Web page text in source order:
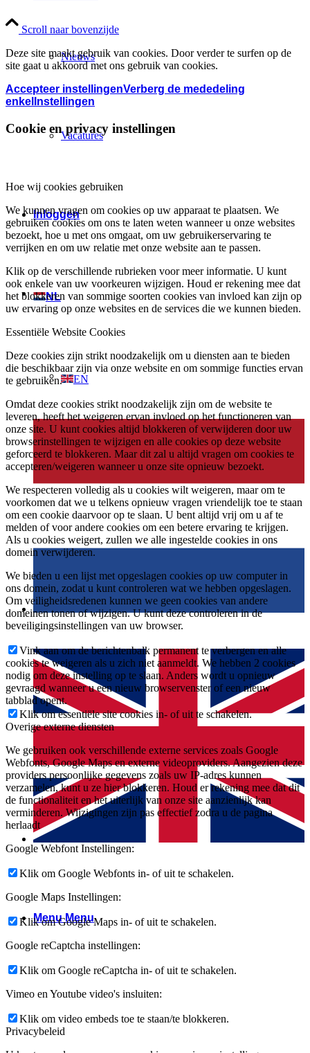
Nieuws
Vacatures
Inloggen
NL
EN
Menu Menu
Scroll naar bovenzijde
Deze site maakt gebruik van cookies. Door verder te surfen op de
site gaat u akkoord met ons gebruik van cookies.
Accepteer instellingenVerberg de mededeling
enkel Instellingen
Cookie en privacy instellingen
Hoe wij cookies gebruiken
We kunnen vragen om cookies op uw apparaat te plaatsen. We
gebruiken cookies om ons te laten weten wanneer u onze websites
bezoekt, hoe u met ons omgaat, om uw gebruikerservaring te
verrijken en om uw relatie met onze website aan te passen.
Klik op de verschillende rubrieken voor meer informatie. U kunt
ook enkele van uw voorkeuren wijzigen. Houd er rekening mee dat
het blokkeren van sommige soorten cookies van invloed kan zijn op
uw ervaring op onze websites en de services die we kunnen bieden.
Essentiële Website Cookies
Deze cookies zijn strikt noodzakelijk om u diensten aan te bieden
die beschikbaar zijn via onze website en om sommige functies ervan
te gebruiken.
Omdat deze cookies strikt noodzakelijk zijn om de website te
leveren, heeft het weigeren ervan invloed op het functioneren van
onze site. U kunt cookies altijd blokkeren of verwijderen door uw
browserinstellingen te wijzigen en alle cookies op deze website
geforceerd te blokkeren. Maar dit zal u altijd vragen om cookies te
accepteren/weigeren wanneer u onze site opnieuw bezoekt.
We respecteren volledig als u cookies wilt weigeren, maar om te
voorkomen dat we u telkens opnieuw vragen vriendelijk toe te staan
om een cookie daarvoor op te slaan. U bent altijd vrij om u af te
melden of voor andere cookies om een betere ervaring te krijgen.
Als u cookies weigert, zullen we alle ingestelde cookies in ons
domein verwijderen.
We bieden u een lijst met opgeslagen cookies op uw computer in
ons domein, zodat u kunt controleren wat we hebben opgeslagen.
Om veiligheidsredenen kunnen we geen cookies van andere
domeinen tonen of wijzigen. U kunt deze controleren in de
beveiligingsinstellingen van uw browser.
Vink aan om de berichtenbalk permanent te verbergen en alle
cookies te weigeren als u zich niet aanmeldt. We hebben 2 cookies
nodig om deze instelling op te slaan. Anders wordt u opnieuw
gevraagd wanneer u een nieuw browservenster of een nieuw
tabblad opent.
Klik om essentiële site cookies in- of uit te schakelen.
Overige externe diensten
We gebruiken ook verschillende externe services zoals Google
Webfonts, Google Maps en externe videoproviders. Aangezien deze
providers persoonlijke gegevens zoals uw IP-adres kunnen
verzamelen, kunt u ze hier blokkeren. Houd er rekening mee dat dit
de functionaliteit en het uiterlijk van onze site aanzienlijk kan
verminderen. Wijzigingen zijn pas effectief zodra u de pagina
herlaadt
Google Webfont Instellingen:
Klik om Google Webfonts in- of uit te schakelen.
Google Maps Instellingen:
Klik om Google Maps in- of uit te schakelen.
Google reCaptcha instellingen:
Klik om Google reCaptcha in- of uit te schakelen.
Vimeo en Youtube video's insluiten:
Klik om video embeds toe te staan/te blokkeren.
Privacybeleid